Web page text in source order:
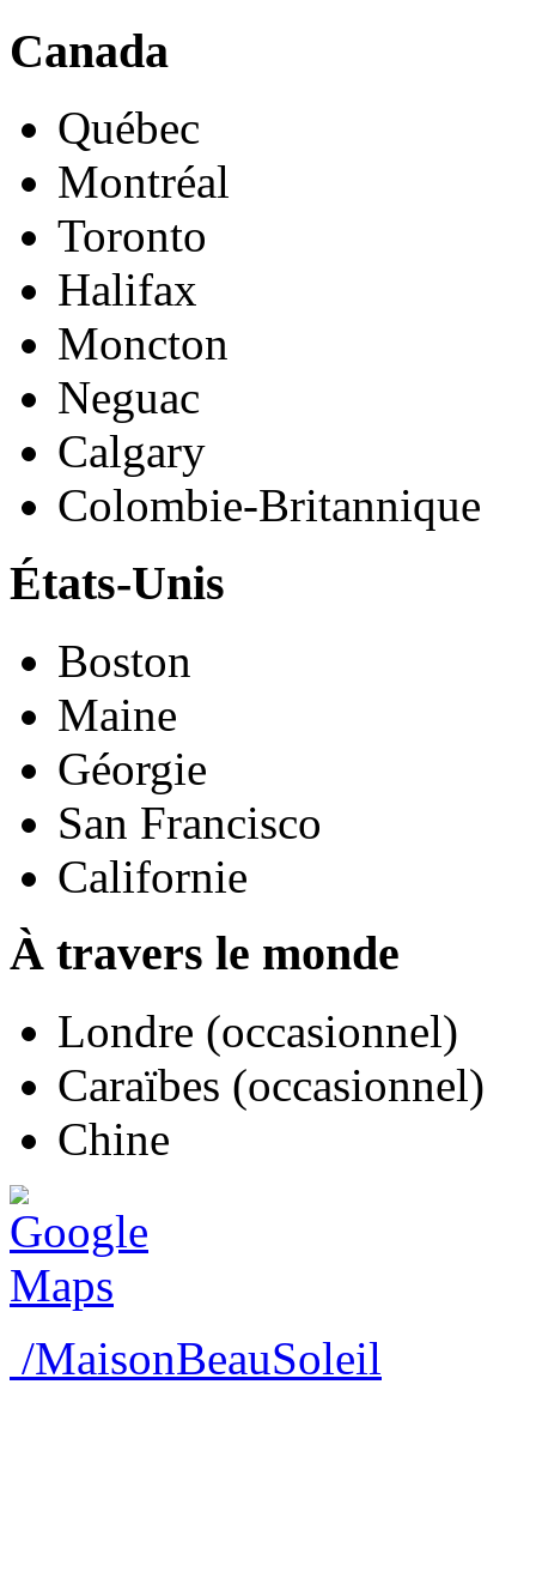
Canada
Québec
Montréal
Toronto
Halifax
Moncton
Neguac
Calgary
Colombie-Britannique
États-Unis
Boston
Maine
Géorgie
San Francisco
Californie
À travers le monde
Londre (occasionnel)
Caraïbes (occasionnel)
Chine
/MaisonBeauSoleil